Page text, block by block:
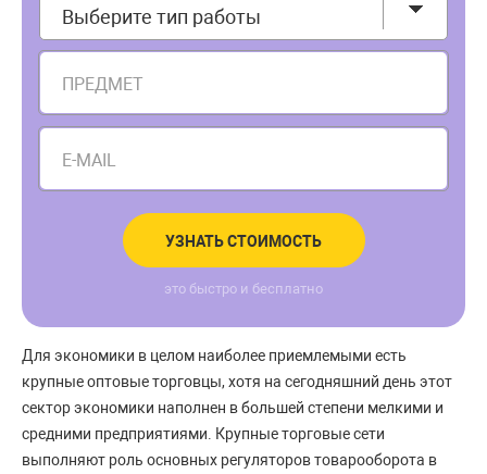
Выберите тип работы
ПРЕДМЕТ
E-MAIL
УЗНАТЬ СТОИМОСТЬ
это быстро и бесплатно
Для экономики в целом наиболее приемлемыми есть
крупные оптовые торговцы, хотя на сегодняшний день этот
сектор экономики наполнен в большей степени мелкими и
средними предприятиями. Крупные торговые сети
выполняют роль основных регуляторов товарооборота в